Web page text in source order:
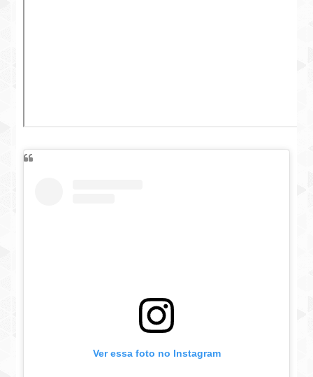
Ver essa foto no Instagram